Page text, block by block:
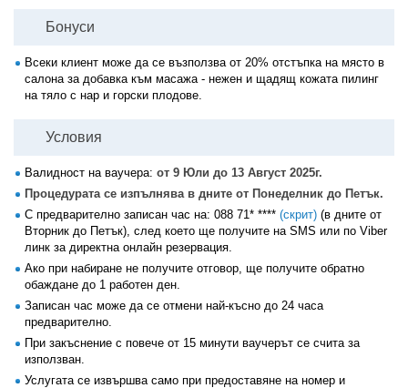
Бонуси
Всеки клиент може да се възползва от 20% отстъпка на място в
салона за добавка към масажа - нежен и щадящ кожата пилинг
на тяло с нар и горски плодове.
Условия
Валидност на ваучера: от 9 Юли до 13 Август 2025г.
Процедурата се изпълнява в дните от Понеделник до Петък.
С предварително записан час на: 088 71* **** (скрит) (в дните от
Вторник до Петък), след което ще получите на SMS или по Viber
линк за директна онлайн резервация.
Ако при набиране не получите отговор, ще получите обратно
обаждане до 1 работен ден.
Записан час може да се отмени най-късно до 24 часа
предварително.
При закъснение с повече от 15 минути ваучерът се счита за
използван.
Услугата се извършва само при предоставяне на номер и